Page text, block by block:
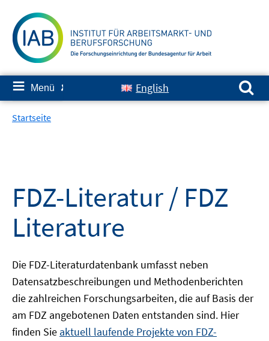
zum
Inhalt
≡ Menü ✘ English
Suchen nach:
Startseite
FDZ-Literatur / FDZ
Literature
Die FDZ-Literaturdatenbank umfasst neben
Datensatzbeschreibungen und Methodenberichten
die zahlreichen Forschungsarbeiten, die auf Basis der
am FDZ angebotenen Daten entstanden sind. Hier
finden Sie aktuell laufende Projekte von FDZ-